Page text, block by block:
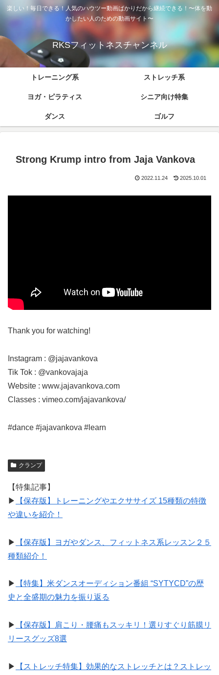
楽しい！毎日できる！人気のハウツー動画ばかりだから継続できる！〜体を動
かしたい人のための動画サイト〜
RKSフィットネスチャンネル
トレーニング系 ストレッチ系
ヨガ・ピラティス シニア向け特集
ダンス ゴルフ
Strong Krump intro from Jaja Vankova
2022.11.24 2025.10.01
Thank you for watching!
Instagram : @jajavankova
Tik Tok : @vankovajaja
Website : www.jajavankova.com
Classes : vimeo.com/jajavankova/
#dance #jajavankova #learn
クランプ
【特集記事】
▶︎
【保存版】トレーニングやエクササイズ 15種類の特徴
や違いを紹介！
▶︎
【保存版】ヨガやダンス、フィットネス系レッスン２５
種類紹介！
▶︎
【特集】米ダンスオーディション番組 “SYTYCD”の歴
史と全盛期の魅力を振り返る
▶︎
【保存版】肩こり・腰痛もスッキリ！選りすぐり筋膜リ
リースグッズ8選
▶︎
【ストレッチ特集】効果的なストレッチとは？ストレッ